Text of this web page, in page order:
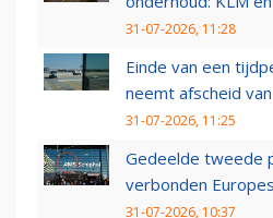
31-07-2026, 11:28
Einde van een
neemt afscheid
31-07-2026, 11:25
Gedeelde tweede
verbonden
31-07-2026, 10:37